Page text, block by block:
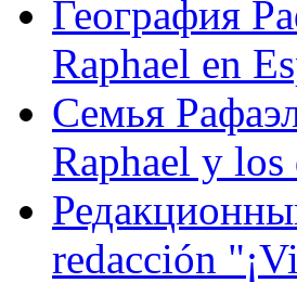
География
Raphael en
Семья
Raphael y los
redacción